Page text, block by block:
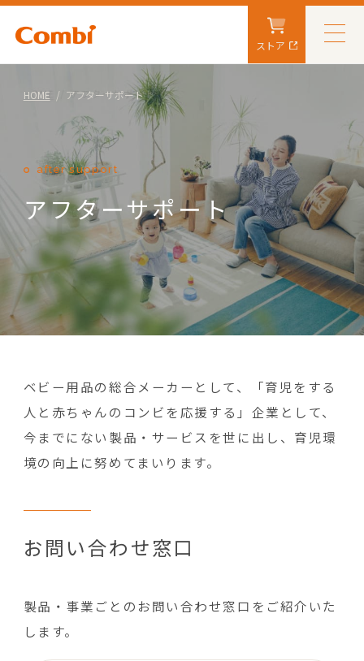
ストア
HOME アフターサポート
after support
アフターサポート
ベビー用品の総合メーカーとして、「育児をする
人と赤ちゃんのコンビを応援する」企業として、
今までにない製品・サービスを世に出し、育児環
境の向上に努めてまいります。
お問い合わせ窓口
製品・事業ごとのお問い合わせ窓口をご紹介いた
します。